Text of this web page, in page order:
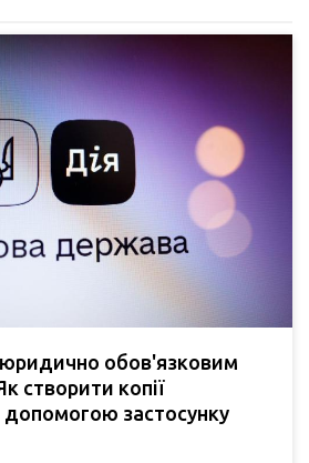
юридично обов'язковим
створити копії
допомогою застосунку